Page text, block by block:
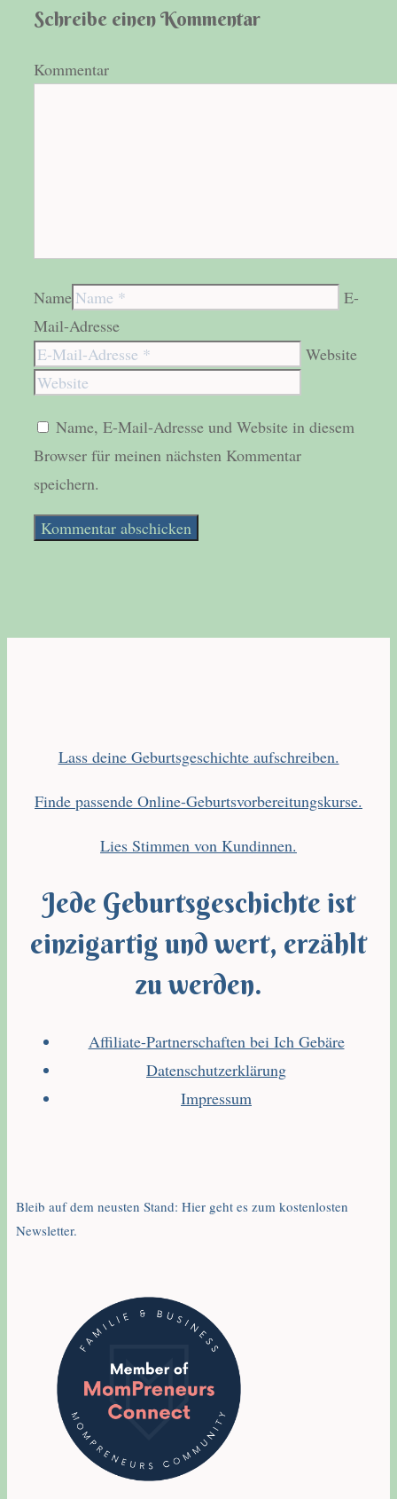
Schreibe einen Kommentar
Kommentar
Name
E-
Mail-Adresse
Website
Name, E-Mail-Adresse und Website in diesem
Browser für meinen nächsten Kommentar
speichern.
Lass deine Geburtsgeschichte aufschreiben.
Finde passende Online-Geburtsvorbereitungskurse.
Lies Stimmen von Kundinnen.
Jede Geburtsgeschichte ist
einzigartig und wert, erzählt
zu werden.
Affiliate-Partnerschaften bei Ich Gebäre
Datenschutzerklärung
Impressum
Bleib auf dem neusten Stand: Hier geht es zum kostenlosten
Newsletter.